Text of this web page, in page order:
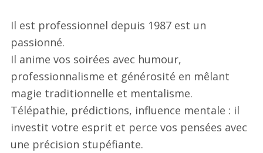
Il est professionnel depuis 1987 est un
passionné.
Il anime vos soirées avec humour,
professionnalisme et générosité en mêlant
magie traditionnelle et mentalisme.
Télépathie, prédictions, influence mentale : il
investit votre esprit et perce vos pensées avec
une précision stupéfiante.